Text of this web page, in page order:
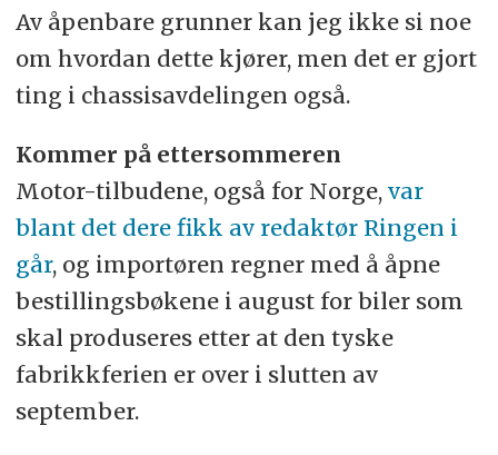
Av åpenbare grunner kan jeg ikke si noe
om hvordan dette kjører, men det er gjort
ting i chassisavdelingen også.
Kommer på ettersommeren
Motor-tilbudene, også for Norge, var
blant det dere fikk av redaktør Ringen i
går, og importøren regner med å åpne
bestillingsbøkene i august for biler som
skal produseres etter at den tyske
fabrikkferien er over i slutten av
september.